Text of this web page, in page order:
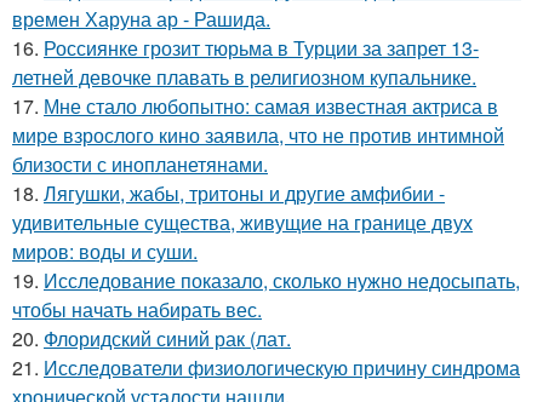
времен Харуна ар - Рашида.
16. Россиянке грозит тюрьма в Турции за запрет 13-
летней девочке плавать в религиозном купальнике.
17. Мне стало любопытно: самая известная актриса в
мире взрослого кино заявила, что не против интимной
близости с инопланетянами.
18. Лягушки, жабы, тритоны и другие амфибии -
удивительные существа, живущие на границе двух
миров: воды и суши.
19. Исследование показало, сколько нужно недосыпать,
чтобы начать набирать вес.
20. Флоридский синий рак (лат.
21. Исследователи физиологическую причину синдрома
хронической усталости нашли.